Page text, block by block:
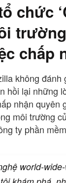
chức
chấp
không
hồi lại những
nhận quyên
môi trường
ty phần mềm
world-